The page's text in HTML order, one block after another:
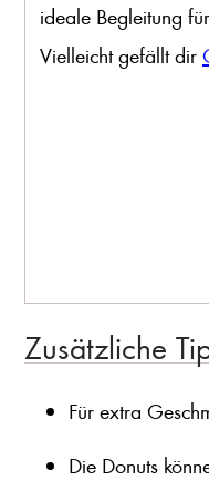
ideale Begleitung
Vielleicht gefällt dir
Zusätzliche
Für extra
Die Donuts